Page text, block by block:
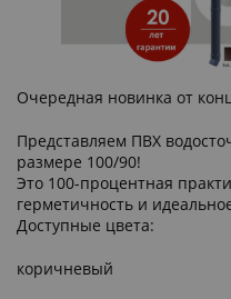
Очередная новинка от
Представляем ПВХ
размере 100/90!
Это 100-процентная
герметичность и
Доступные цвета:
коричневый